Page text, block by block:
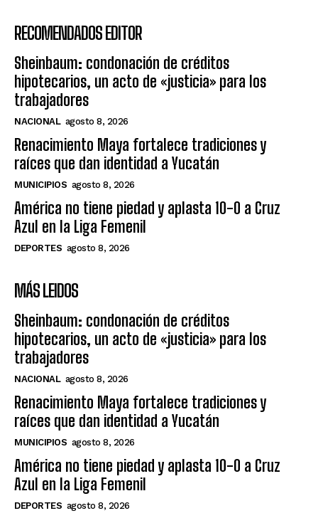
RECOMENDADOS EDITOR
Sheinbaum: condonación de créditos
hipotecarios, un acto de «justicia» para los
trabajadores
NACIONAL agosto 8, 2026
Renacimiento Maya fortalece tradiciones y
raíces que dan identidad a Yucatán
MUNICIPIOS agosto 8, 2026
América no tiene piedad y aplasta 10-0 a Cruz
Azul en la Liga Femenil
DEPORTES agosto 8, 2026
MÁS LEIDOS
Sheinbaum: condonación de créditos
hipotecarios, un acto de «justicia» para los
trabajadores
NACIONAL agosto 8, 2026
Renacimiento Maya fortalece tradiciones y
raíces que dan identidad a Yucatán
MUNICIPIOS agosto 8, 2026
América no tiene piedad y aplasta 10-0 a Cruz
Azul en la Liga Femenil
DEPORTES agosto 8, 2026